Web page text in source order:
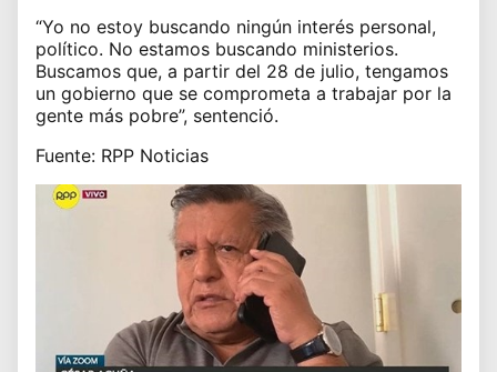
“Yo no estoy buscando ningún interés personal,
político. No estamos buscando ministerios.
Buscamos que, a partir del 28 de julio, tengamos
un gobierno que se comprometa a trabajar por la
gente más pobre”, sentenció.
Fuente: RPP Noticias